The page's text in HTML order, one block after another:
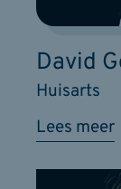
Lees meer
Huisarts
David